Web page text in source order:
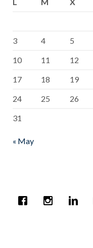
3
4 5
10
11 12
17
18 19
24
25 26
31
« May